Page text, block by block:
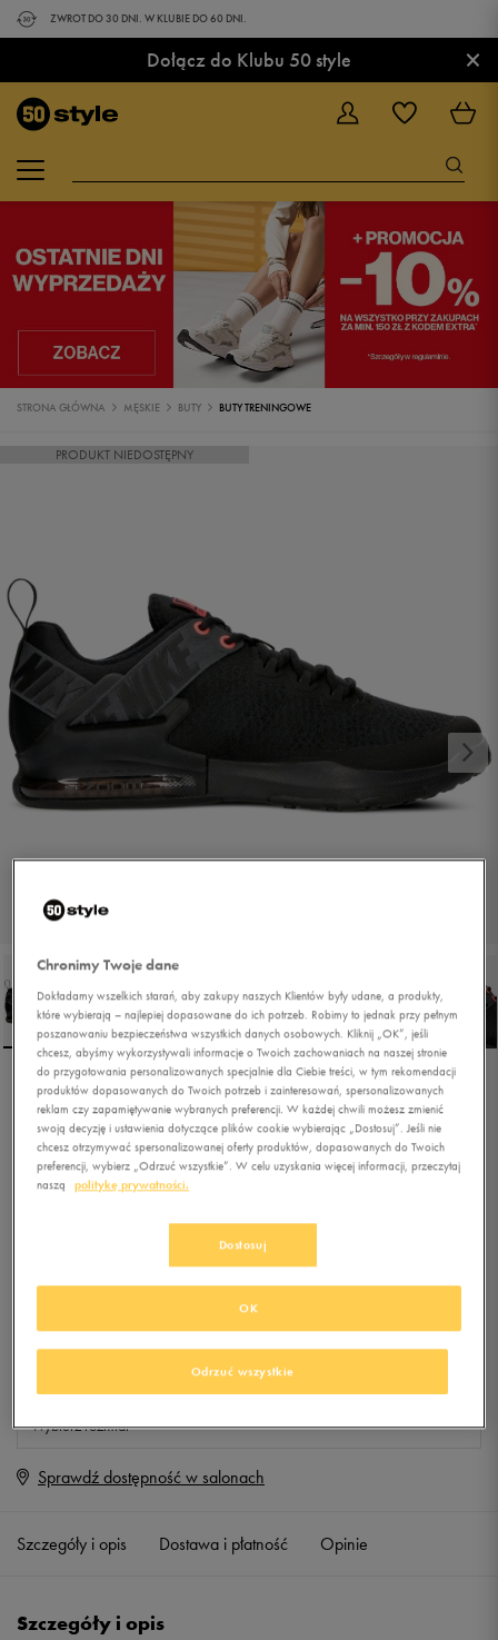
ZWROT DO 30 DNI. W KLUBIE DO 60 DNI.
Dołącz do Klubu 50 style ×
STRONA GŁÓWNA MĘSKIE BUTY BUTY TRENINGOWE
PRODUKT NIEDOSTĘPNY
NIKE ZOOM
DOMINATION TR 2
0.0( 0)
149,99złz Vat
KLUBIE 50 STYLE
Produkt niedostępny
Jeśli artykuł będzie ponownie dostępny, otrzymasz od nas powiadomienie.
Wybierz rozmiar
Rozmiary EU
Sprawdź dostępność w salonach
Szczegóły i opis Dostawa i płatność Opinie
Szczegóły i opis
Chronimy Twoje dane
Dokładamy wszelkich starań, aby zakupy naszych Klientów były udane, a produkty,
które wybierają – najlepiej dopasowane do ich potrzeb. Robimy to jednak przy pełnym
poszanowaniu bezpieczeństwa wszystkich danych osobowych. Kliknij „OK”, jeśli
chcesz, abyśmy wykorzystywali informacje o Twoich zachowaniach na naszej stronie
do przygotowania personalizowanych specjalnie dla Ciebie treści, w tym rekomendacji
produktów dopasowanych do Twoich potrzeb i zainteresowań, spersonalizowanych
reklam czy zapamiętywanie wybranych preferencji. W każdej chwili możesz zmienić
swoją decyzję i ustawienia dotyczące plików cookie wybierając „Dostosuj”. Jeśli nie
chcesz otrzymywać spersonalizowanej oferty produktów, dopasowanych do Twoich
preferencji, wybierz „Odrzuć wszystkie”. W celu uzyskania więcej informacji, przeczytaj
naszą
politykę prywatności.
Dostosuj
Odrzuć wszystkie
OK